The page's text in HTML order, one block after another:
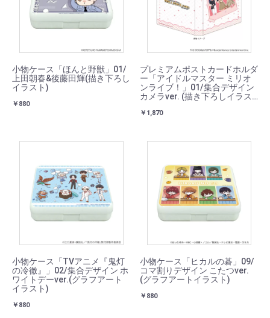
小物ケース「ほんと野獣」01/
上田朝春&後藤田輝(描き下ろし
イラスト)
￥880
プレミアムポストカードホルダ
ー「アイドルマスター ミリオ
ンライブ！」01/集合デザイン
カメラver. (描き下ろしイラス
￥1,870
小物ケース「TVアニメ『鬼灯
の冷徹』」02/集合デザイン ホ
ワイトデーver.(グラフアート
イラスト)
￥880
小物ケース「ヒカルの碁」09/
コマ割りデザイン こたつver.
(グラフアートイラスト)
￥880